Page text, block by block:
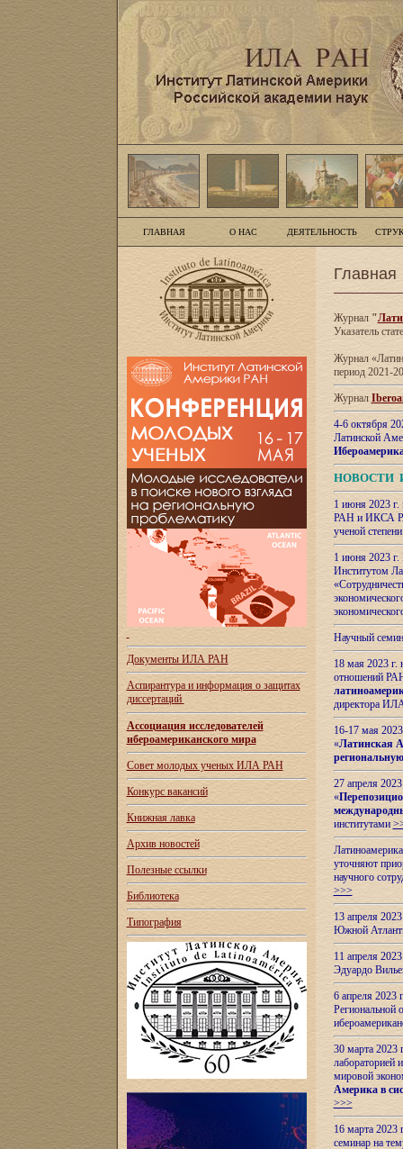
ГЛАВНАЯ О НАС ДЕЯТЕЛЬНОСТЬ
Документы ИЛА РАН
Аспирантура и информация о защитах
диссертаций
Ассоциация исследователей
ибероамериканского мира
Совет молодых ученых ИЛА РАН
Конкурс вакансий
Книжная лавка
Архив новостей
Полезные ссылки
Библиотека
Типография
Главная
Журнал"
Указатель
Журнал
период 2021-
Журнал
4-6 октября
Латинской
НОВОСТИ
1 июня 2023
РАН и ИКСА
ученой
1 июня 2023
Институтом
Научный
18 мая 2023
отношений
директора
16-17 мая
«Латинская
27 апреля
«
институтами
уточняют
научного
>>>
13 апреля
Южной
11 апреля
Эдуардо
6 апреля
Региональной
30 марта 2023
лабораторией
мировой
Америка в
>>>
16 марта 2023
семинар на